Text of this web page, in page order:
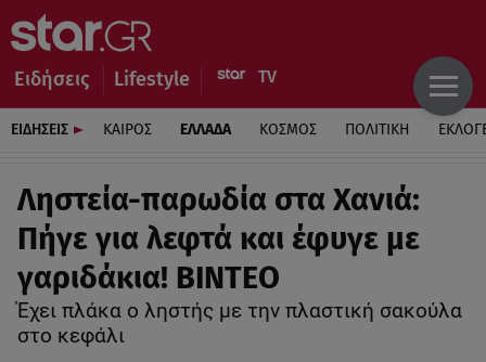
Ειδήσεις Lifestyle
ΕΙΔΗΣΕΙΣ ΚΑΙΡΟΣ ΕΛΛΑΔΑ ΚΟΣΜΟΣ ΠΟΛΙΤΙΚΗ
Ληστεία-παρωδία στα Χανιά:
Πήγε για λεφτά και έφυγε με
γαριδάκια! BINTEO
Έχει πλάκα ο ληστής με την πλαστική σακούλα
στο κεφάλι